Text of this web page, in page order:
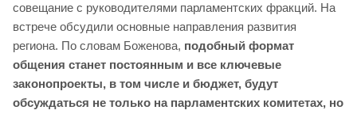
совещание с руководителями парламентских фракций. На
встрече обсудили основные направления развития
региона. По словам Боженова, подобный формат
общения станет постоянным и все ключевые
законопроекты, в том числе и бюджет, будут
обсуждаться не только на парламентских комитетах, но